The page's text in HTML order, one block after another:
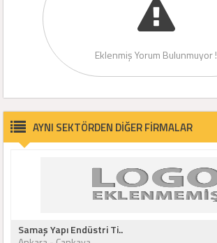
Eklenmiş Yorum Bulunmuyor !
AYNI SEKTÖRDEN DİĞER FİRMALAR
Samaş Yapı Endüstri Ti..